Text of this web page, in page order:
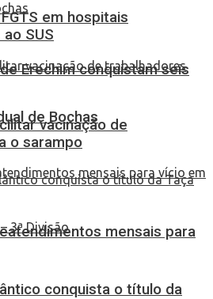
Erechim conquistam seis
de Bochas
conquista o título da
em hospitais
SUS
vacinação de
o sarampo
mensais para